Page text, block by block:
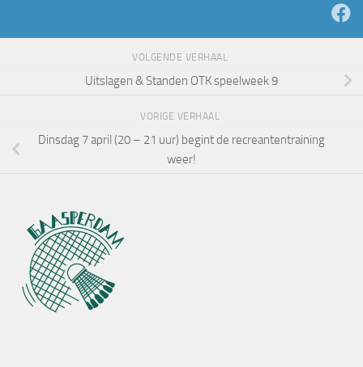
VOLGENDE VERHAAL
Uitslagen & Standen OTK speelweek 9
VORIGE VERHAAL
Dinsdag 7 april (20 – 21 uur) begint de recreantentraining
weer!